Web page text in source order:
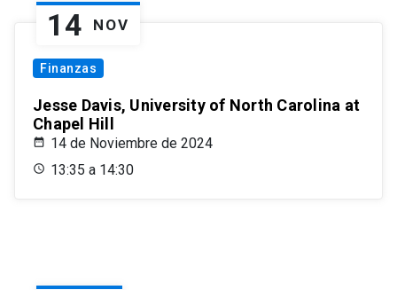
14 NOV
Finanzas
Jesse Davis, University of North Carolina at
Chapel Hill
14 de Noviembre de 2024
13:35 a 14:30